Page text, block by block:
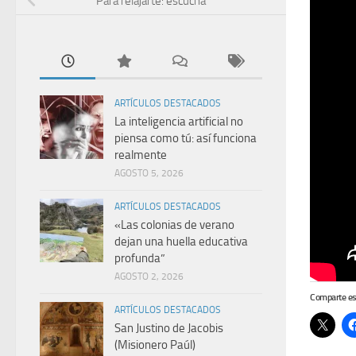
Comparte
ARTÍCULOS DESTACADOS
La inteligencia artificial no
piensa como tú: así funciona
realmente
AGOSTO 5, 2026
ARTÍCULOS DESTACADOS
«Las colonias de verano
dejan una huella educativa
profunda”
AGOSTO 2, 2026
ARTÍCULOS DESTACADOS
San Justino de Jacobis
(Misionero Paúl)